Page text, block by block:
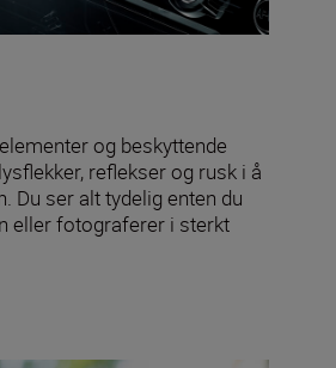
og beskyttende
reflekser og rusk i å
Du ser alt tydelig enten du
eller fotograferer i sterkt